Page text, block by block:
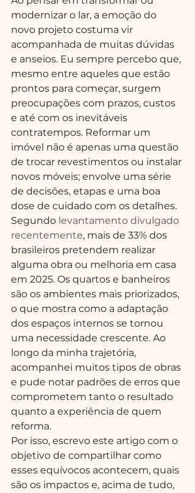
modernizar o lar, a emoção do
novo projeto costuma vir
acompanhada de muitas dúvidas
e anseios. Eu sempre percebo que,
mesmo entre aqueles que estão
prontos para começar, surgem
preocupações com prazos, custos
e até com os inevitáveis
contratempos. Reformar um
imóvel não é apenas uma questão
de trocar revestimentos ou instalar
novos móveis; envolve uma série
de decisões, etapas e uma boa
dose de cuidado com os detalhes.
Segundo levantamento divulgado
recentemente, mais de 33% dos
brasileiros pretendem realizar
alguma obra ou melhoria em casa
em 2025. Os quartos e banheiros
são os ambientes mais priorizados,
o que mostra como a adaptação
dos espaços internos se tornou
uma necessidade crescente. Ao
longo da minha trajetória,
acompanhei muitos tipos de obras
e pude notar padrões de erros que
comprometem tanto o resultado
quanto a experiência de quem
reforma.
Por isso, escrevo este artigo com o
objetivo de compartilhar como
esses equívocos acontecem, quais
são os impactos e, acima de tudo,